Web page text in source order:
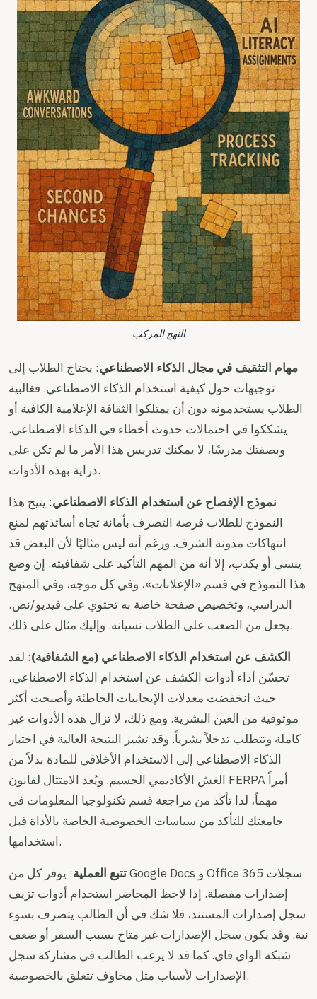
النهج المركب
مهام التثقيف في مجال الذكاء الاصطناعي: يحتاج الطلاب إلى
توجيهات حول كيفية استخدام الذكاء الاصطناعي. فغالبية
الطلاب يستخدمونه دون أن يمتلكوا الثقافة الإعلامية الكافية أو
يشككوا في احتمالات حدوث أخطاء في الذكاء الاصطناعي.
وبصفتك مدرسًا، لا يمكنك تدريس هذا الأمر ما لم تكن على
دراية بهذه الأدوات.
نموذج الإفصاح عن استخدام الذكاء الاصطناعي: يتيح هذا
النموذج للطلاب فرصة التصرف بأمانة تجاه أساتذتهم لمنع
انتهاكات مدونة الشرف. ورغم أنه ليس مثاليًا لأن البعض قد
ينسى أو يكذب، إلا أنه من المهم التأكيد على شفافيته. إن وضع
هذا النموذج في قسم «الإعلانات»، وفي كل موجه، وفي المنهج
الدراسي، وتخصيص صفحة خاصة به تحتوي على فيديو/نص،
يجعل من الصعب على الطلاب نسيانه. وإليك مثال على ذلك.
الكشف عن استخدام الذكاء الاصطناعي (مع الشفافية): لقد
تحسّن أداء أدوات الكشف عن استخدام الذكاء الاصطناعي،
حيث انخفضت معدلات الإيجابيات الخاطئة وأصبحت أكثر
موثوقية من العين البشرية. ومع ذلك، لا تزال هذه الأدوات غير
كاملة وتتطلب تدخلاً بشرياً. وقد تشير النتيجة العالية في اختبار
الذكاء الاصطناعي إلى الاستخدام الأخلاقي للمادة بدلاً من
الغش الأكاديمي الجسيم. ويُعد الامتثال لقانون FERPA أمراً
مهماً، لذا تأكد من مراجعة قسم تكنولوجيا المعلومات في
جامعتك للتأكد من سياسات الخصوصية الخاصة بالأداة قبل
استخدامها.
تتبع العملية: يوفر كل من Google Docs و Office 365 سجلات
إصدارات مفصلة. إذا لاحظ المحاضر استخدام أدوات تزيف
سجل إصدارات المستند، فلا شك في أن الطالب يتصرف بسوء
نية. وقد يكون سجل الإصدارات غير متاح بسبب السفر أو ضعف
شبكة الواي فاي. كما قد لا يرغب الطالب في مشاركة سجل
الإصدارات لأسباب مثل مخاوف تتعلق بالخصوصية.